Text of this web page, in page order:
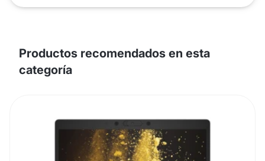
Productos recomendados en esta
categoría